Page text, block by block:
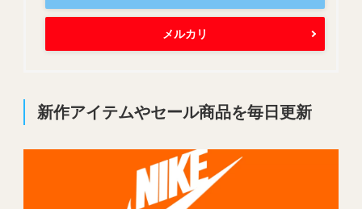
メルカリ
新作アイテムやセール商品を毎日更新